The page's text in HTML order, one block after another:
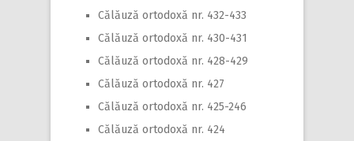
Călăuză ortodoxă nr. 432-433
Călăuză ortodoxă nr. 430-431
Călăuză ortodoxă nr. 428-429
Călăuză ortodoxă nr. 427
Călăuză ortodoxă nr. 425-246
Călăuză ortodoxă nr. 424